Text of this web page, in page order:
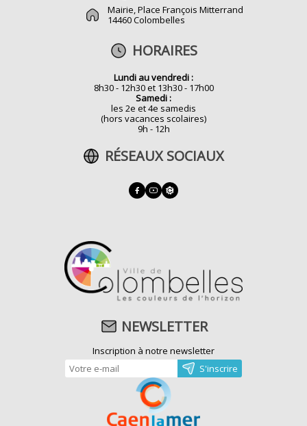
Mairie, Place François Mitterrand
14460 Colombelles
HORAIRES
Lundi au vendredi :
8h30 - 12h30 et 13h30 - 17h00
Samedi :
les 2e et 4e samedis
(hors vacances scolaires)
9h - 12h
RÉSEAUX SOCIAUX
NEWSLETTER
Inscription à notre newsletter